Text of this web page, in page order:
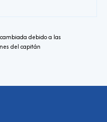
debido a las
del capitán